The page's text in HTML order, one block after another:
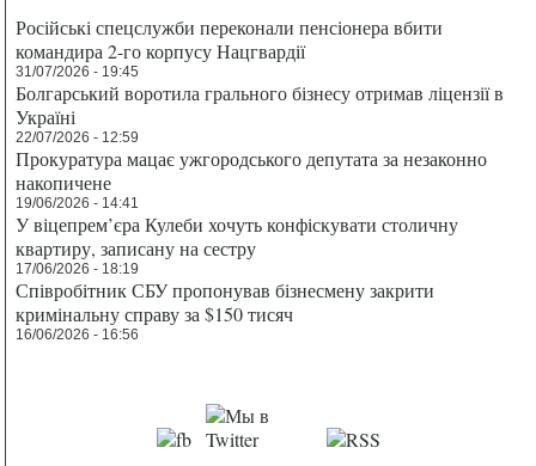
Російські спецслужби переконали пенсіонера вбити
командира 2-го корпусу Нацгвардії
31/07/2026 - 19:45
Болгарський воротила грального бізнесу отримав ліцензії в
Україні
22/07/2026 - 12:59
Прокуратура мацає ужгородського депутата за незаконно
накопичене
19/06/2026 - 14:41
У віцепрем’єра Кулеби хочуть конфіскувати столичну
квартиру, записану на сестру
17/06/2026 - 18:19
Співробітник СБУ пропонував бізнесмену закрити
кримінальну справу за $150 тисяч
16/06/2026 - 16:56